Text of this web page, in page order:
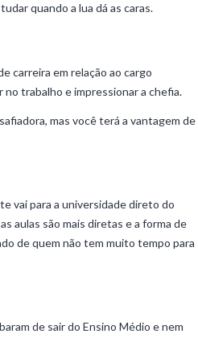
quando a lua dá as caras.
carreira em relação ao cargo
trabalho e impressionar a chefia.
mas você terá a vantagem de
vai para a universidade direto do
aulas são mais diretas e a forma de
de quem não tem muito tempo para
de sair do Ensino Médio e nem